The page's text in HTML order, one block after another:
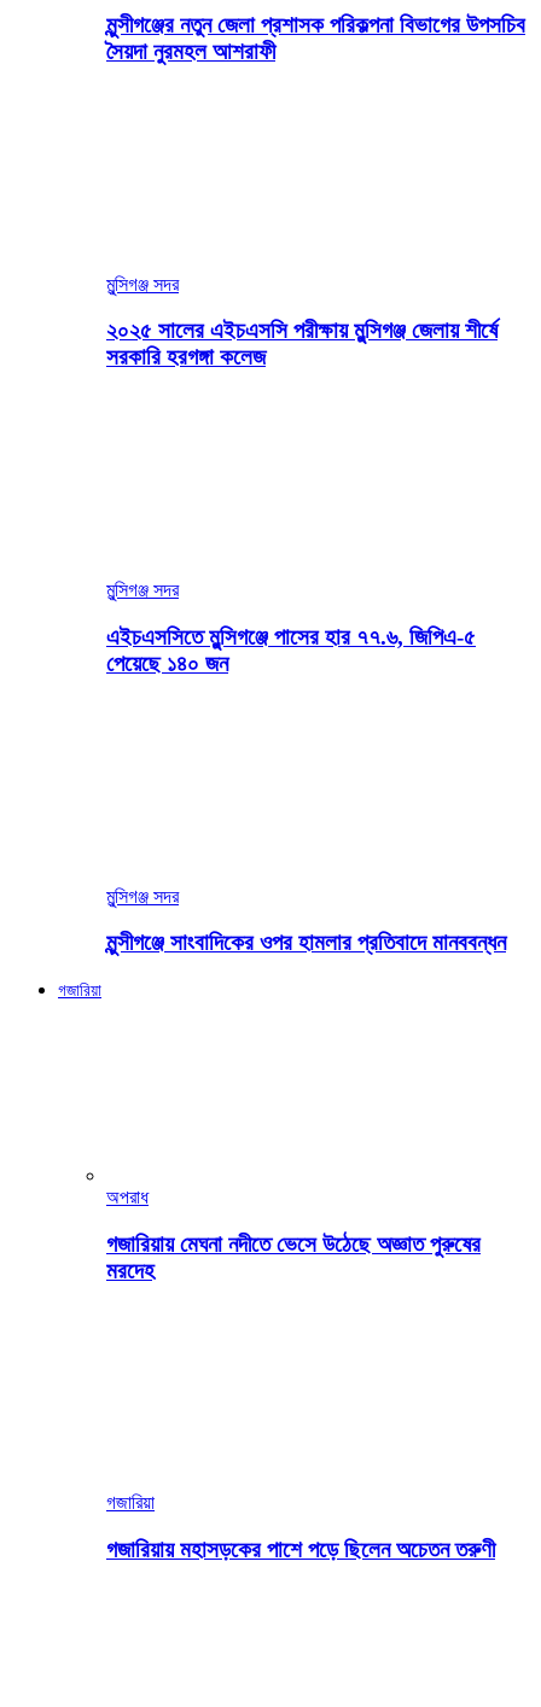
মুন্সীগঞ্জের নতুন জেলা প্রশাসক পরিকল্পনা বিভাগের উপসচিব
সৈয়দা নুরমহল আশরাফী
মুন্সিগঞ্জ সদর
২০২৫ সালের এইচএসসি পরীক্ষায় মুন্সিগঞ্জ জেলায় শীর্ষে
সরকারি হরগঙ্গা কলেজ
মুন্সিগঞ্জ সদর
এইচএসসিতে মুন্সিগঞ্জে পাসের হার ৭৭.৬, জিপিএ-৫
পেয়েছে ১৪০ জন
মুন্সিগঞ্জ সদর
মুন্সীগঞ্জে সাংবাদিকের ওপর হামলার প্রতিবাদে মানববন্ধন
গজারিয়া
অপরাধ
গজারিয়ায় মেঘনা নদীতে ভেসে উঠেছে অজ্ঞাত পুরুষের
মরদেহ
গজারিয়া
গজারিয়ায় মহাসড়কের পাশে পড়ে ছিলেন অচেতন তরুণী